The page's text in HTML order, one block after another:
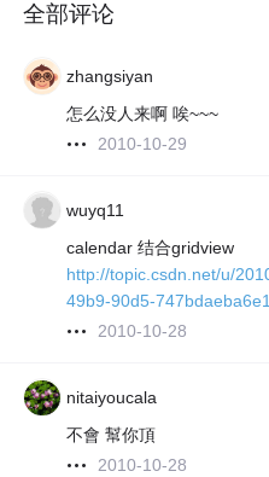
全部评论
zhangsiyan
怎么没人来啊 唉~~~
2010-10-29
wuyq11
calendar 结合gridview
http://topic.csdn.net/u/
49b9-90d5-
2010-10-28
nitaiyoucala
不會 幫你頂
2010-10-28